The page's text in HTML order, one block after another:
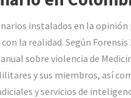
instalados en la opinión
la realidad. Según Forensis
sobre violencia de
y sus miembros, así
y servicios de